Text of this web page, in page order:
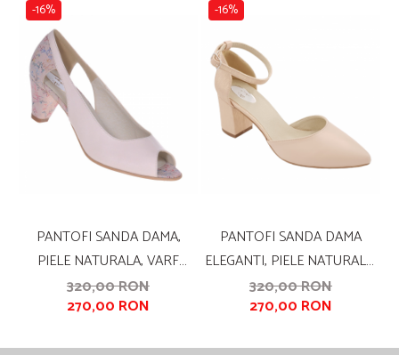
-16%
PANTOFI SANDA DAMA,
PIELE NATURALA, VARF
DECUPAT, TOC CONIC
IMBRACAT CU IMPRIMEU,
320,00 RON
270,00 RON
-16%
PANTOFI SANDA DAMA
ELEGANTI, PIELE NATURALA,
TOC GROS, IMBRACAT, BEJ
CU LINII AURII, SANDALI
320,00 RON
270,00 RON